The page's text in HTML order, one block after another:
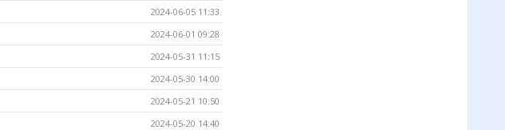
2024-06-05 11:33
2024-06-01 09:28
2024-05-31 11:15
2024-05-30 14:00
2024-05-21 10:50
2024-05-20 14:40